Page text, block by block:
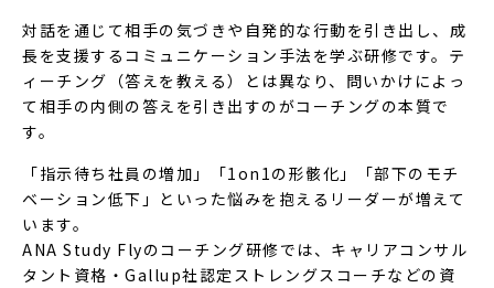
対話を通じて相手の気づきや自発的な行動を引き出し、成
長を支援するコミュニケーション手法を学ぶ研修です。テ
ィーチング（答えを教える）とは異なり、問いかけによっ
て相手の内側の答えを引き出すのがコーチングの本質で
す。
「指示待ち社員の増加」「1on1の形骸化」「部下のモチ
ベーション低下」といった悩みを抱えるリーダーが増えて
います。
ANA Study Flyのコーチング研修では、キャリアコンサル
タント資格・Gallup社認定ストレングスコーチなどの資